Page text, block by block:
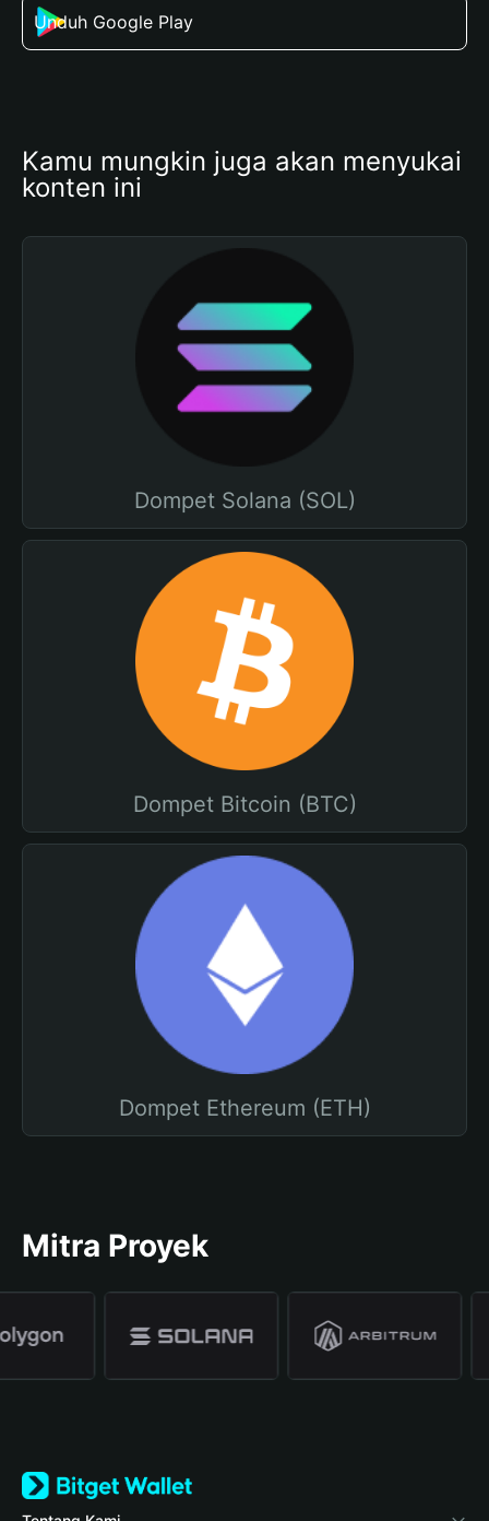
Unduh Google Play
Kamu mungkin juga akan menyukai
konten ini
Dompet Solana (SOL)
Dompet Bitcoin (BTC)
Dompet Ethereum (ETH)
Mitra Proyek